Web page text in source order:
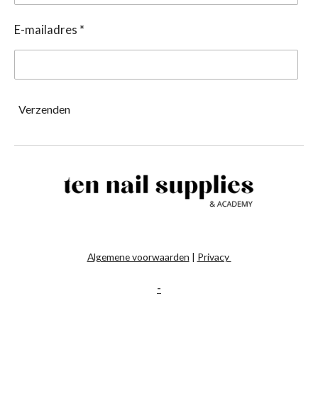
E-mailadres *
Verzenden
Algemene voorwaarden | Privacy
-